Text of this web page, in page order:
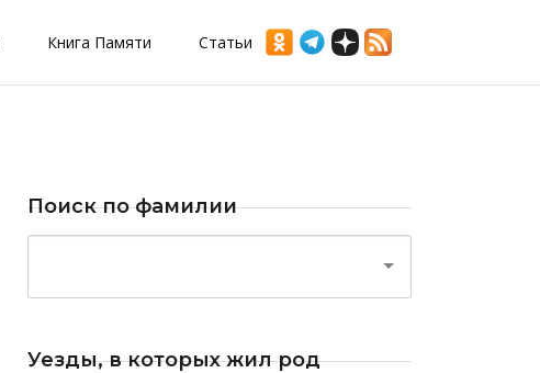
Книга Памяти Статьи
Поиск по фамилии
Уезды, в которых жил род